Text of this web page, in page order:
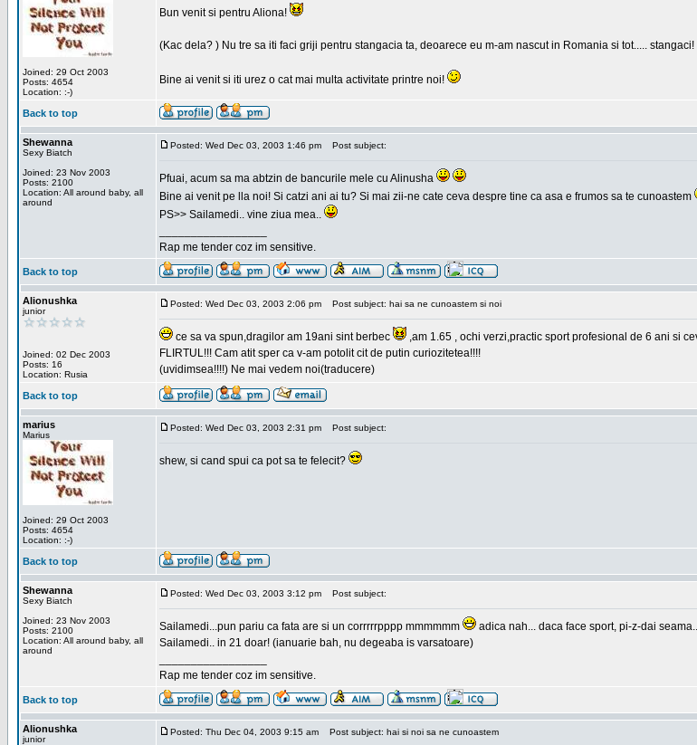
Joined: 29 Oct 2003
Posts: 4654
Location: :-)
Bun venit si pentru Aliona!
(Kac dela? ) Nu tre sa iti faci griji pentru stangacia ta, deoarece eu m-am nascut in Romania si tot..... stangaci!
Bine ai venit si iti urez o cat mai multa activitate printre noi!
Back to top
Shewanna
Sexy Biatch
Joined: 23 Nov 2003
Posts: 2100
Location: All around baby, all
around
Posted: Wed Dec 03, 2003 1:46 pm Post subject:
Pfuai, acum sa ma abtzin de bancurile mele cu Alinusha
Bine ai venit pe lla noi! Si catzi ani ai tu? Si mai zii-ne cate ceva despre tine ca asa e frumos sa te cunoastem
PS>> Sailamedi.. vine ziua mea..
Rap me tender coz im sensitive.
Back to top
Alionushka
junior
Joined: 02 Dec 2003
Posts: 16
Location: Rusia
Posted: Wed Dec 03, 2003 2:06 pm Post subject: hai sa ne cunoastem si noi
ce sa va spun,dragilor am 19ani sint berbec ,am 1.65 , ochi verzi,practic sport profesional de 6 ani si
FLIRTUL!!! Cam atit sper ca v-am potolit cit de putin curiozitetea!!!!
(uvidimsea!!!!) Ne mai vedem noi(traducere)
Back to top
marius
Marius
Joined: 29 Oct 2003
Posts: 4654
Location: :-)
Posted: Wed Dec 03, 2003 2:31 pm Post subject:
shew, si cand spui ca pot sa te felecit?
Back to top
Shewanna
Sexy Biatch
Joined: 23 Nov 2003
Posts: 2100
Location: All around baby, all
around
Posted: Wed Dec 03, 2003 3:12 pm Post subject:
Sailamedi...pun pariu ca fata are si un corrrrrpppp mmmmmm
adica nah... daca face sport, pi-z-dai
Sailamedi.. in 21 doar! (ianuarie bah, nu degeaba is varsatoare)
Rap me tender coz im sensitive.
Back to top
Alionushka
junior
Posted: Thu Dec 04, 2003 9:15 am Post subject: hai si noi sa ne cunoastem